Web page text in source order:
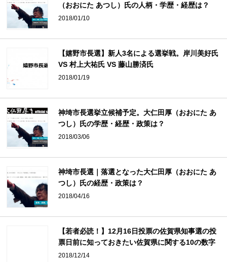
（おおにた あつし）氏の人柄・学歴・経歴は？
2018/01/10
【嬉野市長選】新人3名による選挙戦。岸川美好氏
VS 村上大祐氏 VS 藤山勝済氏
2018/01/19
神埼市長選挙立候補予定。大仁田厚（おおにた あ
つし）氏の学歴・経歴・政策は？
2018/03/06
神埼市長選｜落選となった大仁田厚（おおにた あ
つし）氏の経歴・政策は？
2018/04/16
【若者必読！】12月16日投票の佐賀県知事選の投
票日前に知っておきたい佐賀県に関する10の数字
2018/12/14